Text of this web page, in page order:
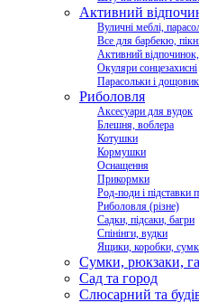
Активний
Вуличні меблі,
Все для барбекю,
Активний
Окуляри сонцезахисні
Парасольки і
Риболовля
Аксесуари для вудок
Блешня, воблера
Котушки
Кормушки
Оснащення
Прикормки
Род-поди і підставки
Риболовля (різне)
Садки, підсаки, багри
Спінінги, вудки
Ящики, коробки,
Сумки, рюкзаки,
Сад та город
Слюсарний та